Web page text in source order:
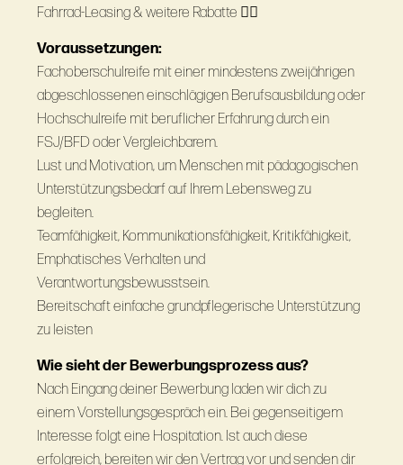
Fahrrad-Leasing & weitere Rabatte 🚴‍♂️
Voraussetzungen:
Fachoberschulreife mit einer mindestens zweijährigen
abgeschlossenen einschlägigen Berufsausbildung oder
Hochschulreife mit beruflicher Erfahrung durch ein
FSJ/BFD oder Vergleichbarem.
Lust und Motivation, um Menschen mit pädagogischen
Unterstützungsbedarf auf Ihrem Lebensweg zu
begleiten.
Teamfähigkeit, Kommunikationsfähigkeit, Kritikfähigkeit,
Emphatisches Verhalten und
Verantwortungsbewusstsein.
Bereitschaft einfache grundpflegerische Unterstützung
zu leisten
Wie sieht der Bewerbungsprozess aus?
Nach Eingang deiner Bewerbung laden wir dich zu
einem Vorstellungsgespräch ein. Bei gegenseitigem
Interesse folgt eine Hospitation. Ist auch diese
erfolgreich, bereiten wir den Vertrag vor und senden dir